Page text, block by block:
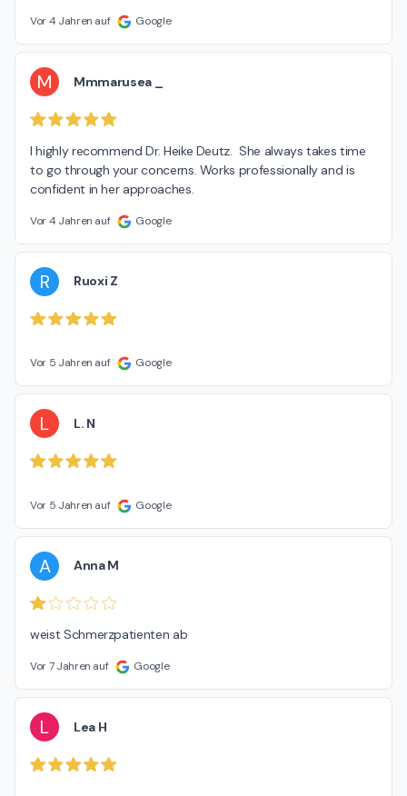
Vor 4 Jahren auf Google
M Mmmarusea _
I highly recommend Dr. Heike Deutz.  She always takes time
to go through your concerns. Works professionally and is
confident in her approaches.
Vor 4 Jahren auf Google
R Ruoxi Z
Vor 5 Jahren auf Google
L L. N
Vor 5 Jahren auf Google
A Anna M
weist Schmerzpatienten ab
Vor 7 Jahren auf Google
L Lea H